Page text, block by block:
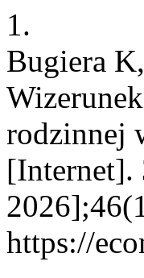
1.
Bugiera
rodzinnej
[Internet].
https://